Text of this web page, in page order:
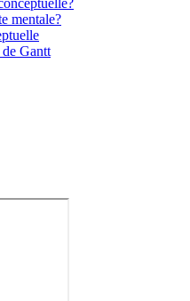
mentale?
Gantt